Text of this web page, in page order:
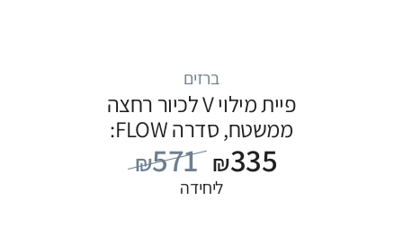
ברזים
פיית מילוי V לכיור רחצה
ממשטח, סדרה FLOW:
שחור
₪571 ₪335
ליחידה